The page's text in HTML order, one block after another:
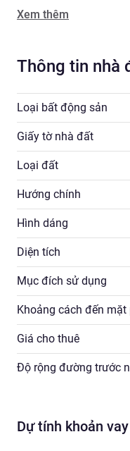
- Hướng Đông Bắc.
Wc, nước nóng lạnh
- Tiện Ích: trường học
Cao Đẳng, Chợ, Bệnh
bán kính 500m.
- Thích hợp định cư, ở
đầu tư lâu dài ...
💰 Giá Bán: 2 Tỷ 650
☎️ Liên Hệ: 0918 156
Xem thêm
Thông tin nhà
Loại bất động sản
Giấy tờ nhà đất
Loại đất
Hướng chính
Hình dáng
Diện tích
Mục đích sử dụng
Khoảng cách đến mặt
Giá cho thuê
Độ rộng đường trước
Dự tính khoản vay